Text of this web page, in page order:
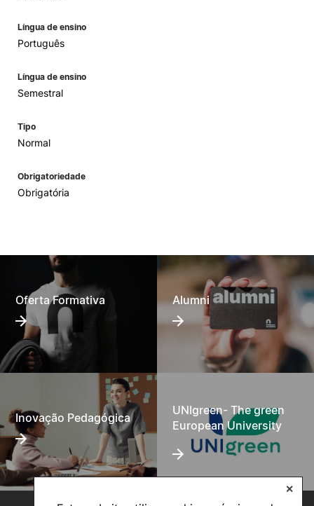
✕
Língua de ensino
Português
Língua de ensino
Semestral
Tipo
Normal
Obrigatoriedade
Obrigatória
Oferta Formativa Alumni
Inovação Pedagógica
UNIgreen- The green
European University